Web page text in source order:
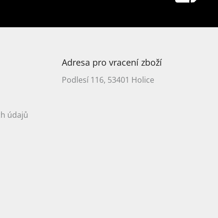
údajů
Adresa pro vracení zboží
Podlesí 116, 53401 Holice